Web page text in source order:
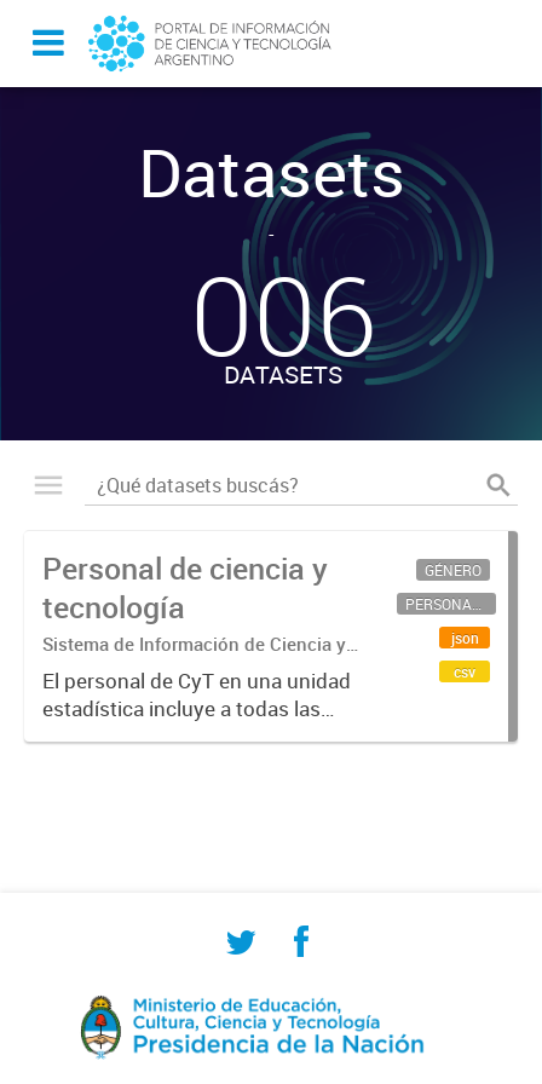
Datasets
-
006
DATASETS
Personal de ciencia y
tecnología
Sistema de Información de Ciencia y
Tecnología Argentino (SICYTAR)
El personal de CyT en una unidad
estadística incluye a todas las
personas involucradas
GÉNERO
PERSONAL CIENTÍFICO-TECNOLÓGICO
json
csv